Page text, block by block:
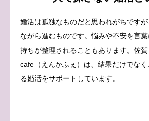
婚活は孤独なものだと思われがちです
ながら進むものです。悩みや不安を言
持ちが整理されることもあります。佐
cafe（えんかふぇ）は、結果だけでな
る婚活をサポートしています。